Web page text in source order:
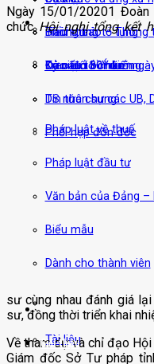
Biểu trưng
Cơ cấu tổ chức
DS nhân sự các UB,
Thông báo – Thông
Đào tạo bồi dưỡng
Tin tức chung
Phối hợp đôn đốc
Hành trình tố tụng
Kỷ niệm 80 năm
Trao đổi – Ý kiến
Kiến thức pháp luật
Pháp luật về thuế
Pháp luật đầu tư
Văn bản của Đảng –
Biểu mẫu
Dành cho thành viên
Tài liệu
Giới thiệu
Ngày 15/01/20201
chứcHội nghị tổng kết
sư cùng nhau đánh giá
sư, đồng thời triển khai
Về tham dự và chỉ đạo
Giám đốc Sở Tư pháp